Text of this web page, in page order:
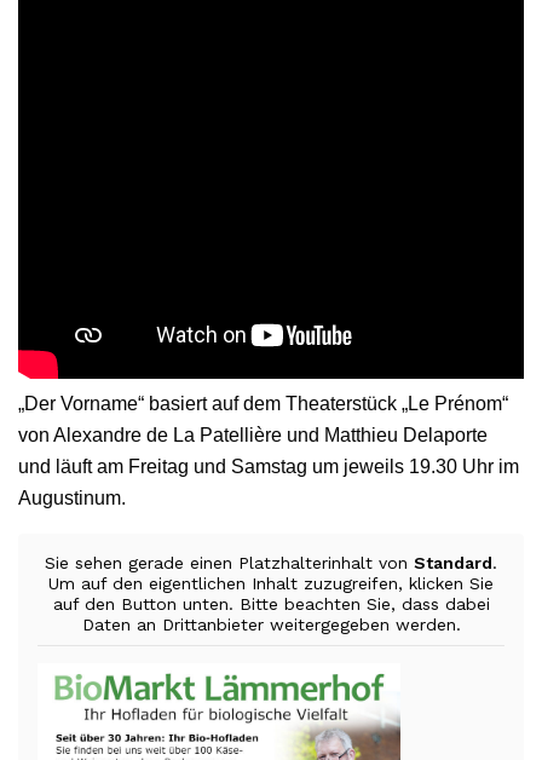
„Der Vorname“ basiert auf dem Theaterstück „Le Prénom“
von Alexandre de La Patellière und Matthieu Delaporte
und läuft am Freitag und Samstag um jeweils 19.30 Uhr im
Augustinum.
Sie sehen gerade einen Platzhalterinhalt von Standard.
Um auf den eigentlichen Inhalt zuzugreifen, klicken Sie
auf den Button unten. Bitte beachten Sie, dass dabei
Daten an Drittanbieter weitergegeben werden.